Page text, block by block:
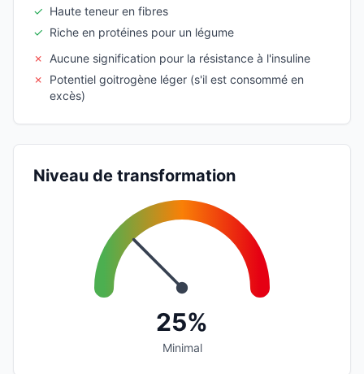
✓ Haute teneur en fibres
✓ Riche en protéines pour un légume
✗
Aucune signification pour la résistance à l'insuline
✗
Potentiel goitrogène léger (s'il est consommé en
excès)
Niveau de transformation
25%
Minimal